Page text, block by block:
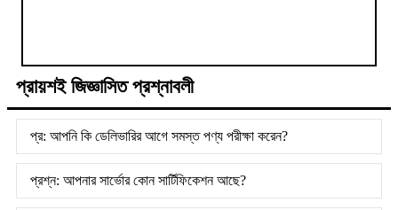
প্রায়শই জিজ্ঞাসিত প্রশ্নাবলী
প্র: আপনি কি ডেলিভারির আগে সমস্ত পণ্য পরীক্ষা করেন?
প্রশ্ন: আপনার সার্ভোর কোন সার্টিফিকেশন আছে?